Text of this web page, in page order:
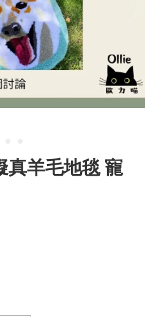
真羊毛地毯 寵